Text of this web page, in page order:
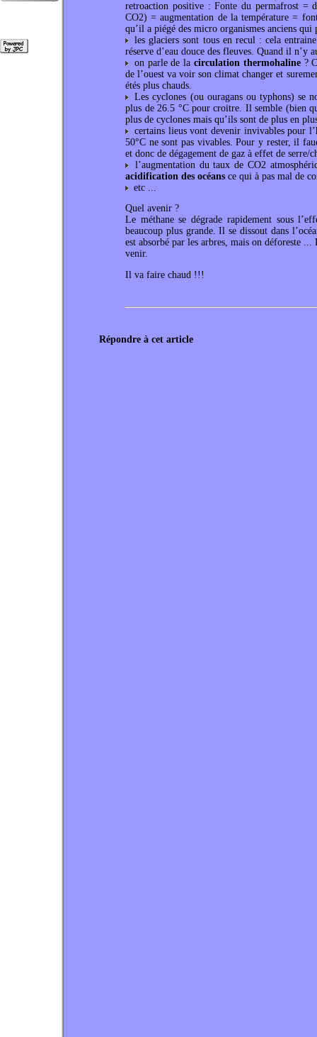
retroaction positive : Fonte du permafrost =
CO2) = augmentation de la température =
qu’il a piégé des micro organismes anciens qui
les glaciers sont tous en recul : cela
réserve d’eau douce des fleuves. Quand il n’y
on parle de lacirculation thermohaline?
de l’ouest va voir son climat changer et
étés plus chauds.
Les cyclones (ou ouragans ou typhons) se
plus de 26.5 °C pour croitre. Il semble (bien
plus de cyclones mais qu’ils sont de plus en
certains lieus vont devenir invivables pour
50°C ne sont pas vivables. Pour y rester, il
et donc de dégagement de gaz à effet de serre/
l’augmentation du taux de CO2
acidification des océans ce qui à pas mal de
etc ...
Quel avenir ?
Le méthane se dégrade rapidement sous
beaucoup plus grande. Il se dissout dans
est absorbé par les arbres, mais on déforeste
venir.
Il va faire chaud !!!
Répondre à cet article